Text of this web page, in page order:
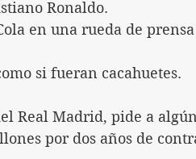
Ronaldo.
en una rueda de prensa
si fueran cacahuetes.
Real Madrid, pide a
por dos años de